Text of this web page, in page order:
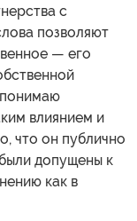
с
позволяют
— его
влиянием и
что он публично
допущены к
как в